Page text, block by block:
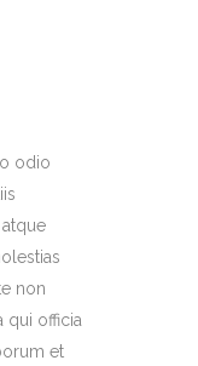
odio
non
qui officia
et